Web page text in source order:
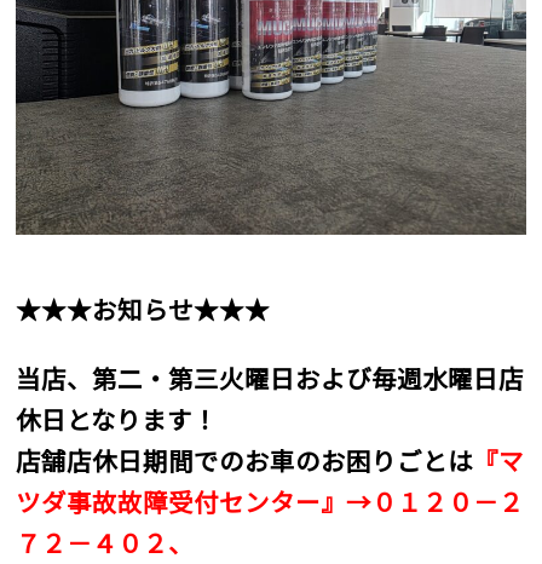
★★★お知らせ★★★
当店、第二・第三火曜日および毎週水曜日店
休日となります！
店舗店休日期間でのお車のお困りごとは『マ
ツダ事故故障受付センター』→０１２０－２
７２－４０２、